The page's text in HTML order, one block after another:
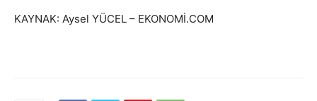
KAYNAK: Aysel YÜCEL – EKONOMİ.COM